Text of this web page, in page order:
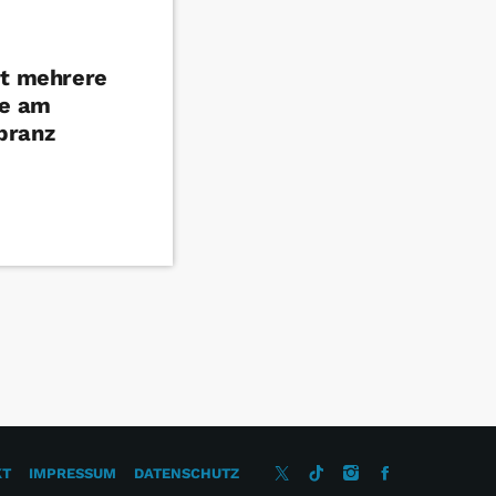
mehrere
am
IMPRESSUM DATENSCHUTZ